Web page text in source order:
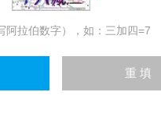
阿拉伯数字），如：三加四=7